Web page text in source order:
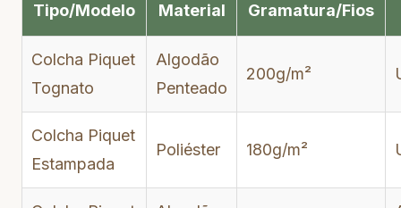
Tipo/Modelo Material Gramatura/Fios
Colcha Piquet
Tognato
Algodão
Penteado
200g/m²
Colcha Piquet
Estampada
Poliéster 180g/m²